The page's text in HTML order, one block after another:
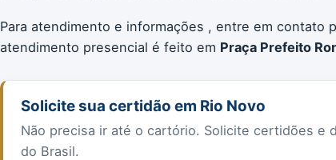
Para atendimento e informações , entre em contato
atendimento presencial é feito em Praça Prefeito
Solicite sua certidão em Rio Novo
Não precisa ir até o cartório. Solicite certidões e
do Brasil.